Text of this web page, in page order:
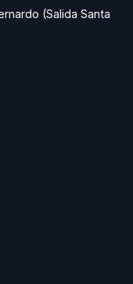
(Salida Santa